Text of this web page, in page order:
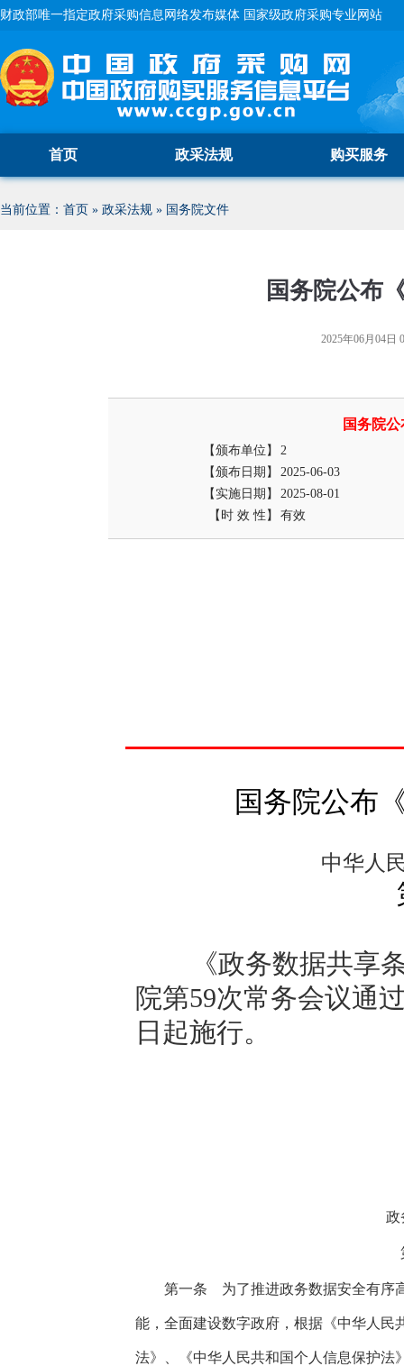
财政部唯一指定政府采购信息网络发布媒体 国家级政府采购专业网站
首页 政采法规 购买服务
当前位置： 首页 » 政采法规 » 国务院文件
国务院公布
2025年06月04日
国务院
【颁布单位】
2
【颁布日期】
2025-06-03
【实施日期】
2025-08-01
【时 效 性】
有效
国务院公布
中华人
《政务数据共享
院第59次常务会议通
日起施行。
政
第一条 为了推进政务数据安全有序
能，全面建设数字政府，根据《中华人民
法》、《中华人民共和国个人信息保护法